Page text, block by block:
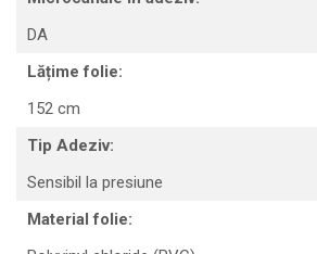
DA
Lățime folie:
152 cm
Tip Adeziv:
Sensibil la presiune
Material folie: